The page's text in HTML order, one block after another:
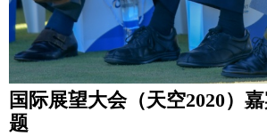
国际展望大会（天空2020）
题